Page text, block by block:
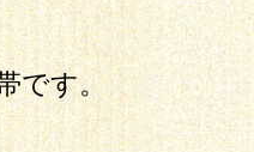
です。